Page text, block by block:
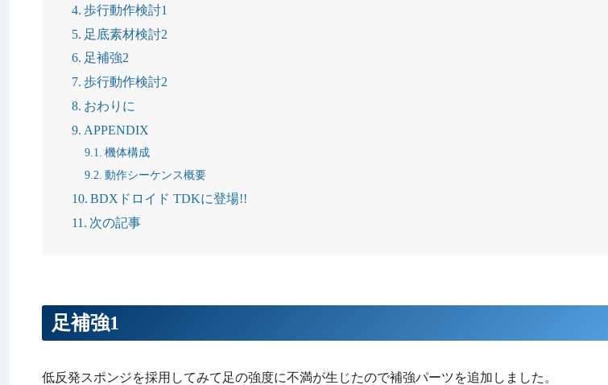
歩行動作検討1
足底素材検討2
足補強2
歩行動作検討2
おわりに
APPENDIX
機体構成
動作シーケンス概要
BDXドロイド TDKに登場!!
次の記事
足補強1
低反発スポンジを採用してみて足の強度に不満が生じたので補強パーツを追加しました。